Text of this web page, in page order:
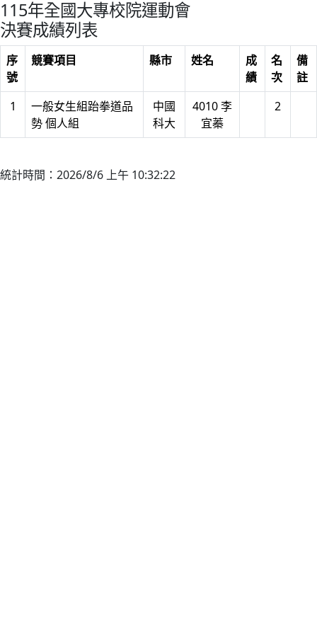
115年全國大專校院運動會
決賽成績列表
序
號
競賽項目 縣市 姓名
成
績
名
次
備
註
1
一般女生組跆拳道品
勢 個人組
中國
科大
4010 李
宜蓁
2
統計時間：2026/8/6 上午 10:32:22